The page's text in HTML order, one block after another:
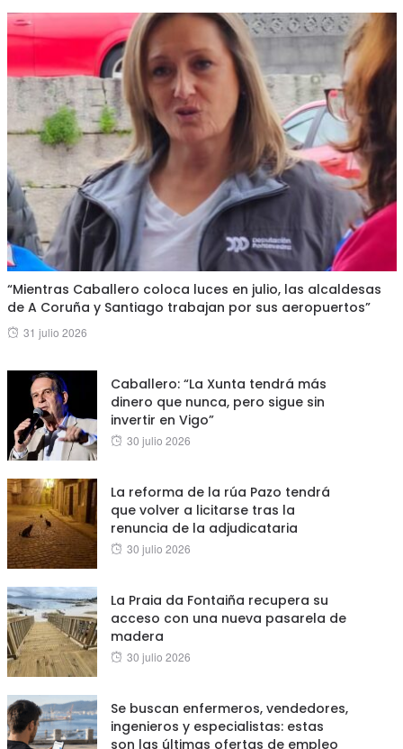
“Mientras Caballero coloca luces en julio, las alcaldesas
de A Coruña y Santiago trabajan por sus aeropuertos”
Posted
31 julio 2026
Caballero: “La Xunta tendrá más
dinero que nunca, pero sigue sin
invertir en Vigo”
Posted
30 julio 2026
La reforma de la rúa Pazo tendrá
que volver a licitarse tras la
renuncia de la adjudicataria
Posted
30 julio 2026
La Praia da Fontaiña recupera su
acceso con una nueva pasarela de
madera
Posted
30 julio 2026
Se buscan enfermeros, vendedores,
ingenieros y especialistas: estas
son las últimas ofertas de empleo